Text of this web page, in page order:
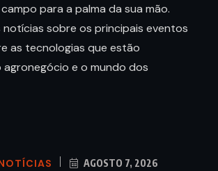
para a palma da sua mão.
notícias sobre os principais eventos
as tecnologias que estão
e o mundo dos
AGOSTO 7, 2026